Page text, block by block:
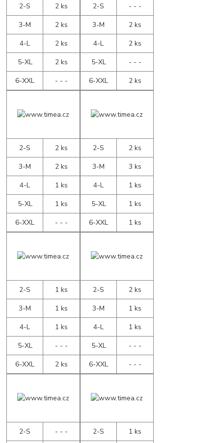
2-S
2 ks
3-M
2 ks
4-L
2 ks
5-XL
2 ks
6-XXL
- - -
2-S
- - -
3-M
2 ks
4-L
2 ks
5-XL
- - -
6-XXL
2 ks
2-S
2 ks
3-M
2 ks
4-L
1 ks
5-XL
1 ks
6-XXL
- - -
2-S
2 ks
3-M
3 ks
4-L
1 ks
5-XL
1 ks
6-XXL
1 ks
2-S
1 ks
3-M
1 ks
4-L
1 ks
5-XL
- - -
6-XXL
2 ks
2-S
2 ks
3-M
1 ks
4-L
1 ks
5-XL
- - -
6-XXL
- - -
2-S
- - -
2-S
1 ks